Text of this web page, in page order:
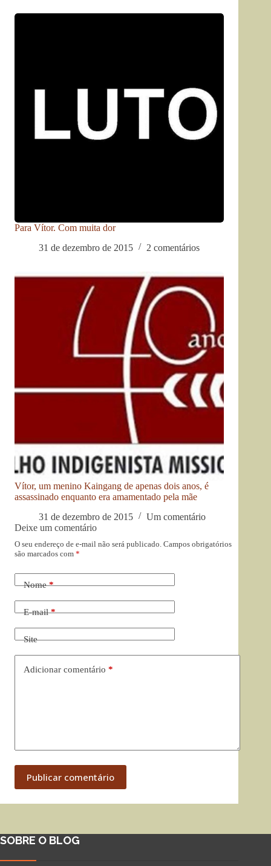
Para Vítor. Com muita dor
31 de dezembro de 2015
2 comentários
Vítor, um menino Kaingang de apenas dois anos, é
assassinado enquanto era amamentado pela mãe
31 de dezembro de 2015
Um comentário
Deixe um comentário
O seu endereço de e-mail não será publicado. Campos obrigatórios
são marcados com *
Nome*
E-mail*
Site
Adicionar comentário *
Publicar comentário
SOBRE O BLOG